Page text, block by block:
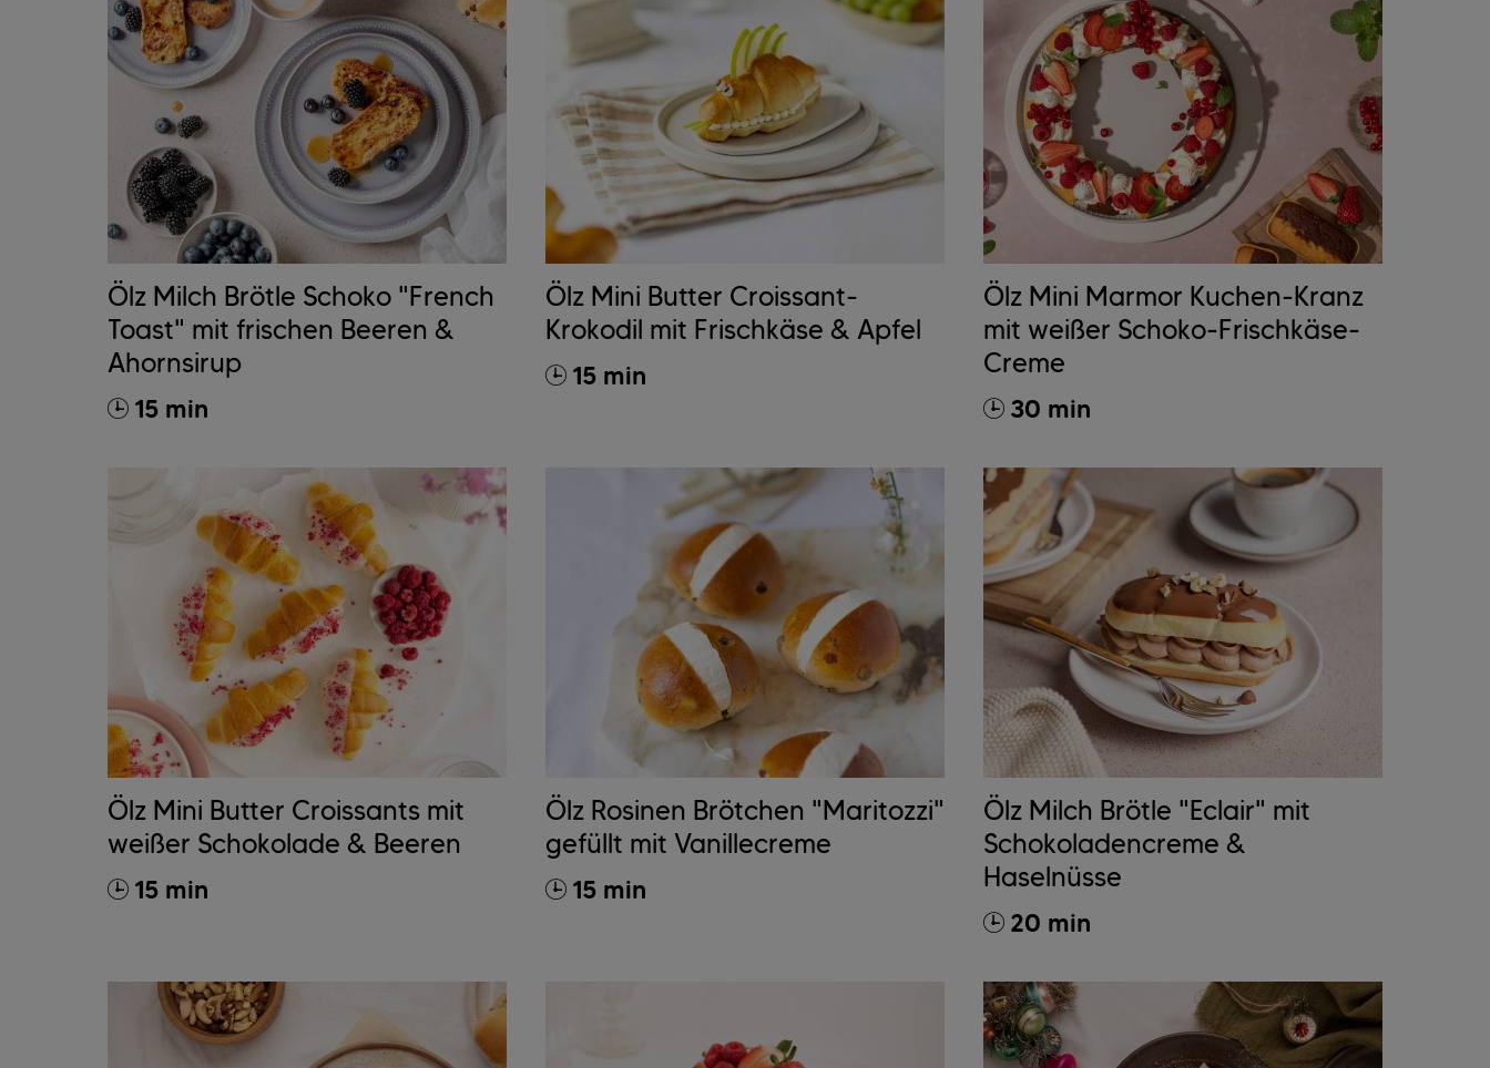
Ölz Milch Brötle Schoko "French
Toast" mit frischen Beeren &
Ahornsirup
15 min
Ölz Mini Butter Croissant-
Krokodil mit Frischkäse & Apfel
15 min
Ölz Mini Marmor Kuchen-Kranz
mit weißer Schoko-Frischkäse-
Creme
30 min
Ölz Mini Butter Croissants mit
weißer Schokolade & Beeren
15 min
Ölz Rosinen Brötchen "Maritozzi"
gefüllt mit Vanillecreme
15 min
Ölz Milch Brötle "Eclair" mit
Schokoladencreme &
Haselnüsse
20 min